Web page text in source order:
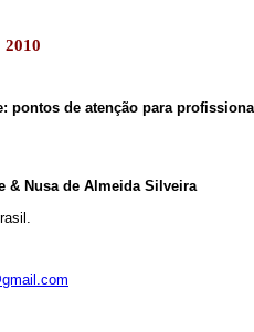
2010
pontos de atenção para
& Nusa de Almeida Silveira